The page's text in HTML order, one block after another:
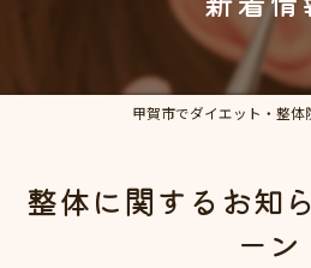
甲賀市でダイエット・整体
整体に関するお知
ーン